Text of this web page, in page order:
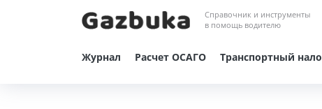
Справочник и инструменты
в помощь водителю
Журнал Расчет ОСАГО Транспортный